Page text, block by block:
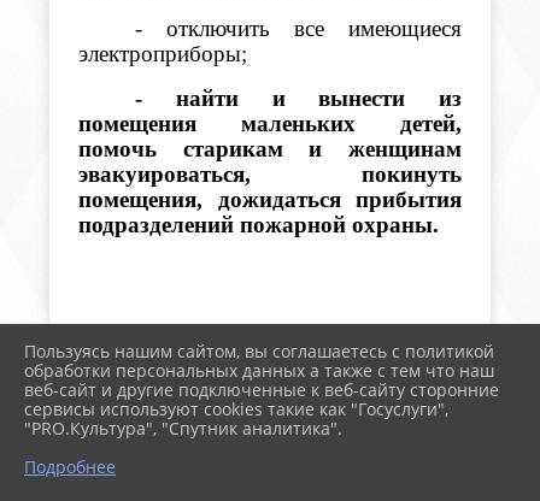
- отключить все имеющиеся
электроприборы;
- найти и вынести из
помещения маленьких детей,
помочь старикам и женщинам
эвакуироваться, покинуть
помещения, дожидаться прибытия
подразделений пожарной охраны.
2026 г. дербентское.рф
Вход
Карта сайта
Политика обработки персональных данных
Пользуясь нашим сайтом, вы соглашаетесь с политикой
обработки персональных данных а также с тем что наш
веб-сайт и другие подключенные к веб-сайту сторонние
сервисы используют cookies такие как "Госуслуги",
"PRO.Культура", "Спутник аналитика".
Подробнее